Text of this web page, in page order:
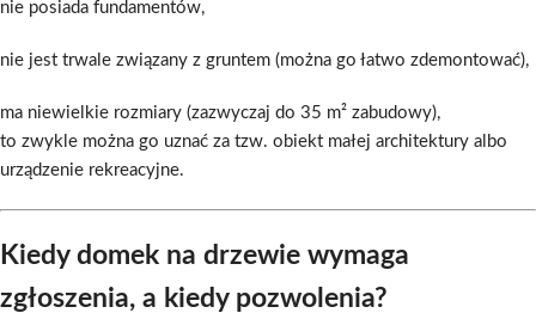
nie posiada fundamentów,
nie jest trwale związany z gruntem (można go łatwo zdemontować),
ma niewielkie rozmiary (zazwyczaj do 35 m² zabudowy),
to zwykle można go uznać za tzw. obiekt małej architektury albo
urządzenie rekreacyjne.
Kiedy domek na drzewie wymaga
zgłoszenia, a kiedy pozwolenia?